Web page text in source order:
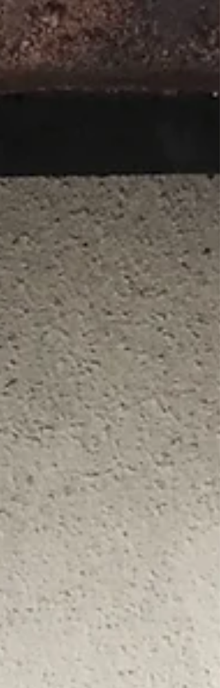
を、地面に貼り付けて、スプレーでシューー
こんな感じです。 外すと、、、 しっかり文字
になりました！...